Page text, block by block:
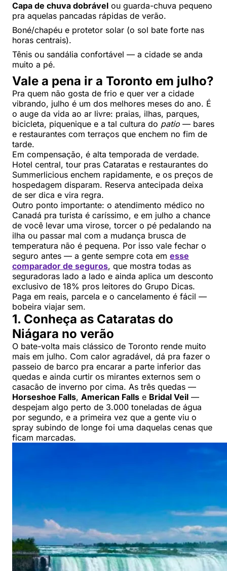
Capa de chuva dobrável ou guarda-chuva pequeno
pra aquelas pancadas rápidas de verão.
Boné/chapéu e protetor solar (o sol bate forte nas
horas centrais).
Tênis ou sandália confortável — a cidade se anda
muito a pé.
Vale a pena ir a Toronto em julho?
Pra quem não gosta de frio e quer ver a cidade
vibrando, julho é um dos melhores meses do ano. É
o auge da vida ao ar livre: praias, ilhas, parques,
bicicleta, piquenique e a tal cultura do patio — bares
e restaurantes com terraços que enchem no fim de
tarde.
Em compensação, é alta temporada de verdade.
Hotel central, tour pras Cataratas e restaurantes do
Summerlicious enchem rapidamente, e os preços de
hospedagem disparam. Reserva antecipada deixa
de ser dica e vira regra.
Outro ponto importante: o atendimento médico no
Canadá pra turista é caríssimo, e em julho a chance
de você levar uma virose, torcer o pé pedalando na
ilha ou passar mal com a mudança brusca de
temperatura não é pequena. Por isso vale fechar o
seguro antes — a gente sempre cota em esse
comparador de seguros, que mostra todas as
seguradoras lado a lado e ainda aplica um desconto
exclusivo de 18% pros leitores do Grupo Dicas.
Paga em reais, parcela e o cancelamento é fácil —
bobeira viajar sem.
1. Conheça as Cataratas do
Niágara no verão
O bate-volta mais clássico de Toronto rende muito
mais em julho. Com calor agradável, dá pra fazer o
passeio de barco pra encarar a parte inferior das
quedas e ainda curtir os mirantes externos sem o
casacão de inverno por cima. As três quedas —
Horseshoe Falls, American Falls e Bridal Veil —
despejam algo perto de 3.000 toneladas de água
por segundo, e a primeira vez que a gente viu o
spray subindo de longe foi uma daquelas cenas que
ficam marcadas.